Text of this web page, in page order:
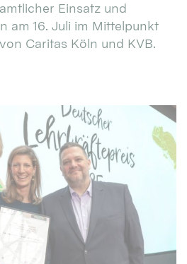
Einsatz und
am 16. Juli im Mittelpunkt
Caritas Köln und KVB.